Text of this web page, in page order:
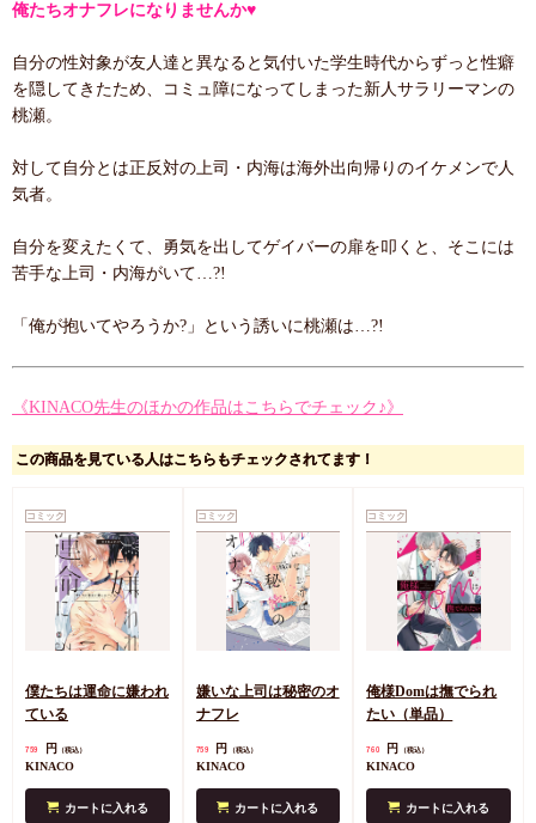
俺たちオナフレになりませんか♥
自分の性対象が友人達と異なると気付いた学生時代からずっと性癖
を隠してきたため、コミュ障になってしまった新人サラリーマンの
桃瀬。
対して自分とは正反対の上司・内海は海外出向帰りのイケメンで人
気者。
自分を変えたくて、勇気を出してゲイバーの扉を叩くと、そこには
苦手な上司・内海がいて…?!
「俺が抱いてやろうか?」という誘いに桃瀬は…?!
《KINACO先生のほかの作品はこちらでチェック♪》
この商品を見ている人はこちらもチェックされてます！
コミック
僕たちは運命に嫌われ
ている
759 円 （税込）
KINACO
カートに入れる
コミック
嫌いな上司は秘密のオ
ナフレ
759 円 （税込）
KINACO
カートに入れる
コミック
俺様Domは撫でられ
たい（単品）
760 円 （税込）
KINACO
カートに入れる